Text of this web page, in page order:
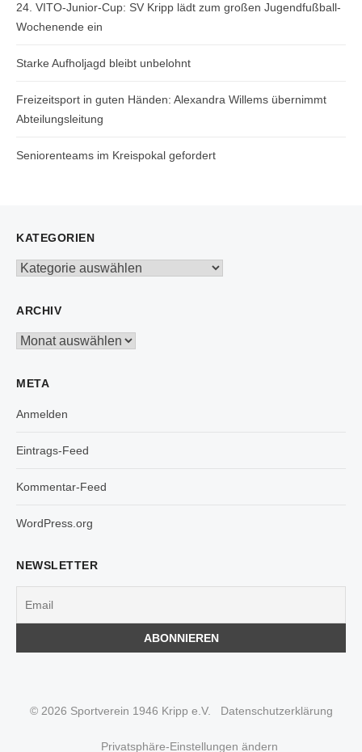
24. VITO-Junior-Cup: SV Kripp lädt zum großen Jugendfußball-
Wochenende ein
Starke Aufholjagd bleibt unbelohnt
Freizeitsport in guten Händen: Alexandra Willems übernimmt
Abteilungsleitung
Seniorenteams im Kreispokal gefordert
KATEGORIEN
Kategorien
ARCHIV
Archiv
META
Anmelden
Eintrags-Feed
Kommentar-Feed
WordPress.org
NEWSLETTER
© 2026 Sportverein 1946 Kripp e.V. Datenschutzerklärung
Privatsphäre-Einstellungen ändern